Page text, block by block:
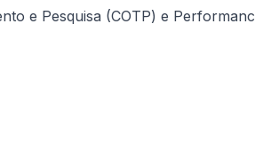
e Pesquisa (COTP) e